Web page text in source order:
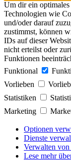
Um dir ein
Technologien wie
und/oder darauf
zustimmst, können
IDs auf dieser
nicht erteilst oder
Funktionen
Funktional
Vorlieben
Statistiken
Marketing
Optionen
Dienste
Verwalten
Lese mehr